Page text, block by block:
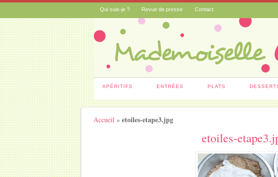
Qui suis-je ? Revue de presse Contact
APÉRITIFS ENTRÉES PLATS
Accueil »etoiles-etape3.jpg
etoiles-